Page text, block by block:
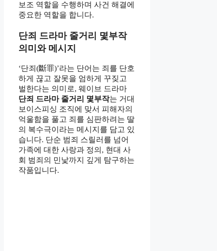
보조 역할을 수행하며 사건 해결에
중요한 역할을 합니다.
단죄 드라마 줄거리 몇부작
의미와 메시지
‘단죄(斷罪)’라는 단어는 죄를 단호
하게 끊고 잘못을 엄하게 꾸짖고
벌한다는 의미로, 웨이브 드라마
단죄 드라마 줄거리 몇부작는 거대
보이스피싱 조직에 맞서 피해자의
억울함을 풀고 죄를 심판하려는 딸
의 복수극이라는 메시지를 담고 있
습니다. 단순 범죄 스릴러를 넘어
가족에 대한 사랑과 정의, 현대 사
회 범죄의 민낯까지 깊게 탐구하는
작품입니다.